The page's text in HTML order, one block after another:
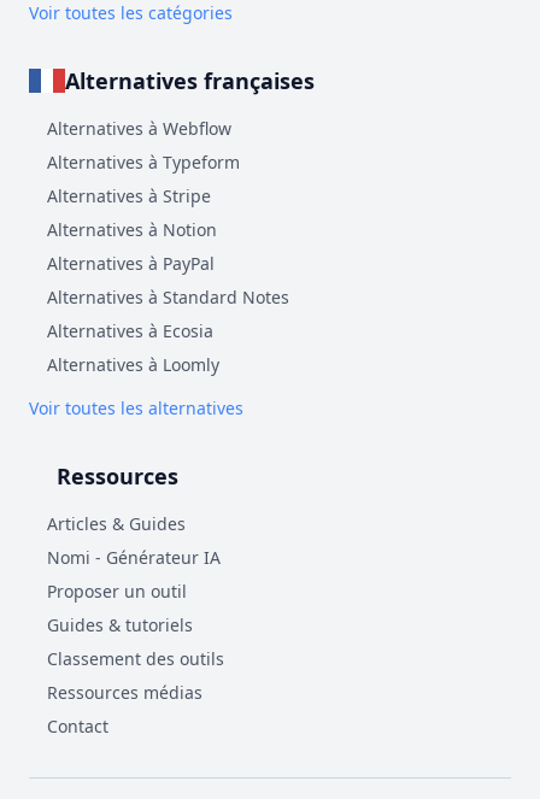
Voir toutes les catégories
Alternatives françaises
Alternatives à Webflow
Alternatives à Typeform
Alternatives à Stripe
Alternatives à Notion
Alternatives à PayPal
Alternatives à Standard Notes
Alternatives à Ecosia
Alternatives à Loomly
Voir toutes les alternatives
Ressources
Articles & Guides
Nomi - Générateur IA
Proposer un outil
Guides & tutoriels
Classement des outils
Ressources médias
Contact